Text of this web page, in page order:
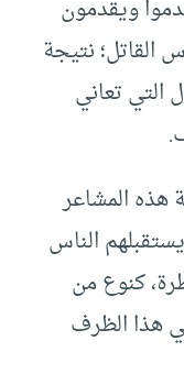
ويقدمون
القاتل؛ نتيجة
التي تعاني
هذه المشاعر
الناس
كنوع من
هذا الظرف